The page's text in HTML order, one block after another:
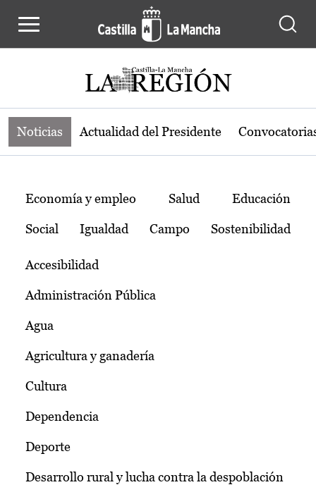
Noticias de la región de Castilla-La
Noticias Actualidad del Presidente
Temas
Economía y empleo Salud Educación
Social Igualdad Campo Sostenibilidad
Accesibilidad
Administración Pública
Agua
Agricultura y ganadería
Cultura
Dependencia
Deporte
Desarrollo rural y lucha contra la despoblación